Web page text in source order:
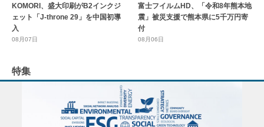
KOMORI、盛大印刷がB2インクジ
ェット「J-throne 29」を中国初導
入
08月07日
富士フイルムHD、「令和8年熊本地
震」被災支援で熊本県に5千万円寄
付
08月06日
特集